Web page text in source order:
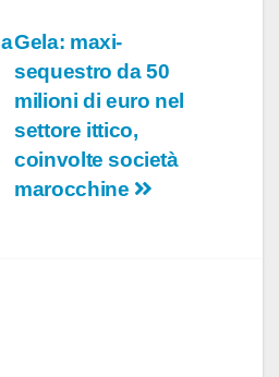
Gela: maxi-
sequestro da 50
milioni di euro nel
settore ittico,
coinvolte società
marocchine